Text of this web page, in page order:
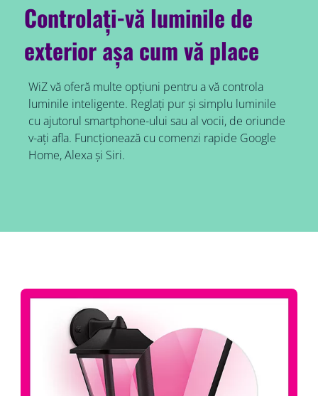
Controlați-vă luminile de
exterior așa cum vă place
WiZ vă oferă multe opțiuni pentru a vă controla
luminile inteligente. Reglați pur și simplu luminile
cu ajutorul smartphone-ului sau al vocii, de oriunde
v-ați afla. Funcționează cu comenzi rapide Google
Home, Alexa și Siri.